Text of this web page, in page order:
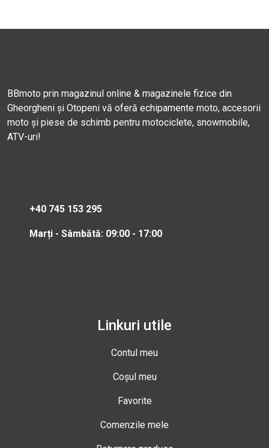
BBmoto prin magazinul online & magazinele fizice din
Gheorgheni și Otopeni vă oferă echipamente moto, accesorii
moto și piese de schimb pentru motociclete, snowmobile,
ATV-uri!
+40 745 153 295
Marți - Sâmbătă: 09:00 - 17:00
Linkuri utile
Contul meu
Coșul meu
Favorite
Comenzile mele